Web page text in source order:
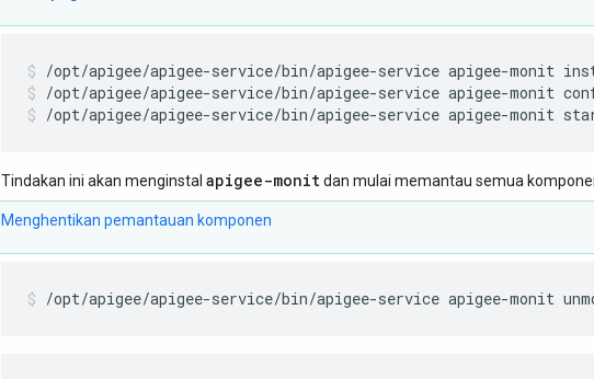
/opt/apigee/apigee-service/bin/apigee-service apigee-monit
/opt/apigee/apigee-service/bin/apigee-service apigee-monit
Tindakan ini akan menginstal apigee-monitdan mulai memantau semua
Menghentikan pemantauan komponen
/opt/apigee/apigee-service/bin/apigee-service apigee-monit